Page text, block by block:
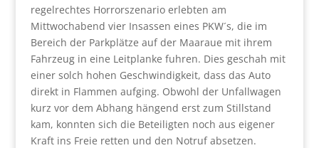
regelrechtes Horrorszenario erlebten am
Mittwochabend vier Insassen eines PKW´s, die im
Bereich der Parkplätze auf der Maaraue mit ihrem
Fahrzeug in eine Leitplanke fuhren. Dies geschah mit
einer solch hohen Geschwindigkeit, dass das Auto
direkt in Flammen aufging. Obwohl der Unfallwagen
kurz vor dem Abhang hängend erst zum Stillstand
kam, konnten sich die Beteiligten noch aus eigener
Kraft ins Freie retten und den Notruf absetzen.